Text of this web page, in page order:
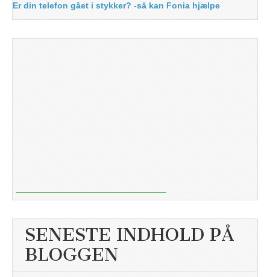
Er din telefon gået i stykker? -så kan Fonia hjælpe
SENESTE INDHOLD PÅ
BLOGGEN